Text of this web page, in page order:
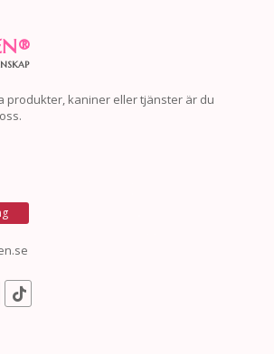
®
produkter, kaniner eller tjänster är du